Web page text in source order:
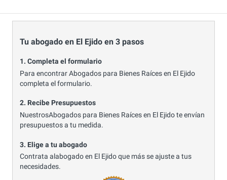
Tu abogado en El Ejido en 3 pasos
1. Completa el formulario
Para encontrar Abogados para Bienes Raíces en El Ejido
completa el formulario.
2. Recibe Presupuestos
NuestrosAbogados para Bienes Raíces en El Ejido te envían
presupuestos a tu medida.
3. Elige a tu abogado
Contrata alabogado en El Ejido que más se ajuste a tus
necesidades.